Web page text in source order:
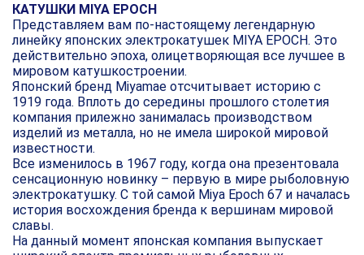
КАТУШКИ MIYA EPOCH
Представляем вам по-настоящему легендарную
линейку японских электрокатушек MIYA EPOCH. Это
действительно эпоха, олицетворяющая все лучшее в
мировом катушкостроении.
Японский бренд Miyamae отсчитывает историю с
1919 года. Вплоть до середины прошлого столетия
компания прилежно занималась производством
изделий из металла, но не имела широкой мировой
известности.
Все изменилось в 1967 году, когда она презентовала
сенсационную новинку – первую в мире рыболовную
электрокатушку. С той самой Miya Epoch 67 и началась
история восхождения бренда к вершинам мировой
славы.
На данный момент японская компания выпускает